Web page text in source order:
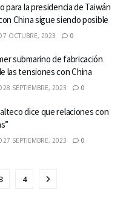
para la presidencia de Taiwán
China sigue siendo posible
7 OCTUBRE, 2023 0
submarino de fabricación
las tensiones con China
28 SEPTIEMBRE, 2023 0
dice que relaciones con
27 SEPTIEMBRE, 2023 0
4